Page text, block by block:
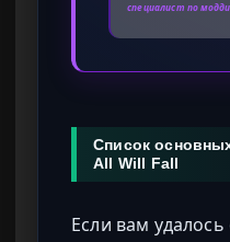
специалист по
Список
All Will Fall
Если вам